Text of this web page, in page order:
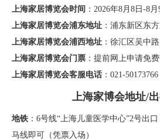
上海家居博览会时间 ：2026年8月8日-8月
上海家居博览会浦东地址 ：浦东新区东
上海家居博览会浦西地址 ：徐汇区吴中
上海家居博览会门票 ：提前网上申请免
上海家居博览会客服电话 ：021-50173766
上海家博会地址/
地铁 ：6号线“上海儿童医学中心”2号出
马线即可（凭票入场）